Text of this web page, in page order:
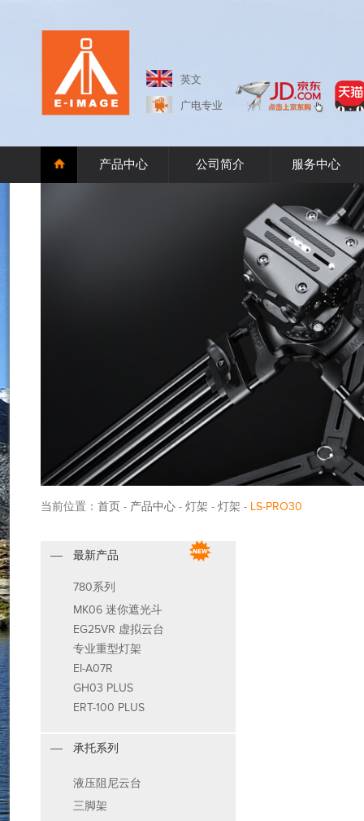
英文
广电专业
产品中心 公司简介 服务中心
当前位置： 首页 - 产品中心 - 灯架 - 灯架 - LS-PRO30
最新产品
780系列
MK06 迷你遮光斗
EG25VR 虚拟云台
专业重型灯架
EI-A07R
GH03 PLUS
ERT-100 PLUS
承托系列
液压阻尼云台
三脚架